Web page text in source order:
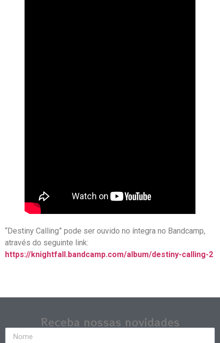
“Destiny Calling” pode ser ouvido no íntegra no Bandcamp,
através do seguinte link:
https://knightfall.bandcamp.com/album/destiny-calling-2
Receba nossas novidades